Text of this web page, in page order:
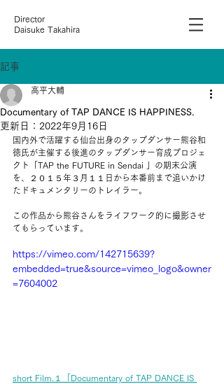
Director
Daisuke Takahira
記事
Documentary of TAP DANCE IS HAPPINESS.
高平大輔
更新日： 2022年9月16日
国内外で活躍する仙台出身のタップダンサー熊谷和
徳氏が主催する後進のタップダンサー育成プロジェ
クト「TAP the FUTURE in Sendai 」の期末公演
を、２０１５年３月１１日から本番前まで追いかけ
たドキュメンタリーのトレイラー。
この作品から熊谷さんをライフワーク的に撮影させ
てもらっています。
https://vimeo.com/142715639?
embedded=true&source=vimeo_logo&owner
=7604002
short Film.１「Documentary of TAP DANCE IS